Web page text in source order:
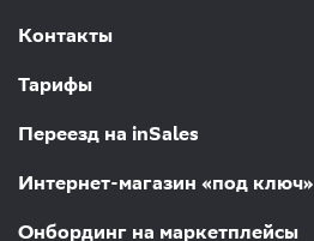
Контакты
Тарифы
Переезд на inSales
Интернет-магазин «под ключ»
Онбординг на маркетплейсы